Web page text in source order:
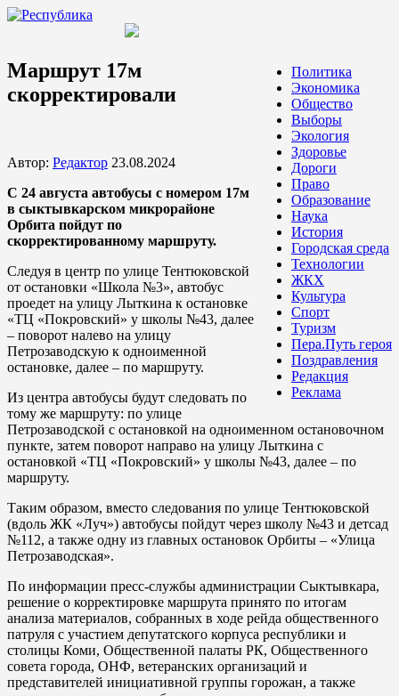
Политика
Экономика
Общество
Выборы
Экология
Здоровье
Дороги
Право
Образование
Наука
История
Городская среда
Технологии
ЖКХ
Культура
Спорт
Туризм
Пера.Путь героя
Поздравления
Редакция
Реклама
Маршрут 17м
скорректировали
Автор: Редактор 23.08.2024
С 24 августа автобусы с номером 17м
в сыктывкарском микрорайоне
Орбита пойдут по
скорректированному маршруту.
Следуя в центр по улице Тентюковской
от остановки «Школа №3», автобус
проедет на улицу Лыткина к остановке
«ТЦ «Покровский» у школы №43, далее
– поворот налево на улицу
Петрозаводскую к одноименной
остановке, далее – по маршруту.
Из центра автобусы будут следовать по
тому же маршруту: по улице
Петрозаводской с остановкой на одноименном остановочном
пункте, затем поворот направо на улицу Лыткина с
остановкой «ТЦ «Покровский» у школы №43, далее – по
маршруту.
Таким образом, вместо следования по улице Тентюковской
(вдоль ЖК «Луч») автобусы пойдут через школу №43 и детсад
№112, а также одну из главных остановок Орбиты – «Улица
Петрозаводская».
По информации пресс-службы администрации Сыктывкара,
решение о корректировке маршрута принято по итогам
анализа материалов, собранных в ходе рейда общественного
патруля с участием депутатского корпуса республики и
столицы Коми, Общественной палаты РК, Общественного
совета города, ОНФ, ветеранских организаций и
представителей инициативной группы горожан, а также